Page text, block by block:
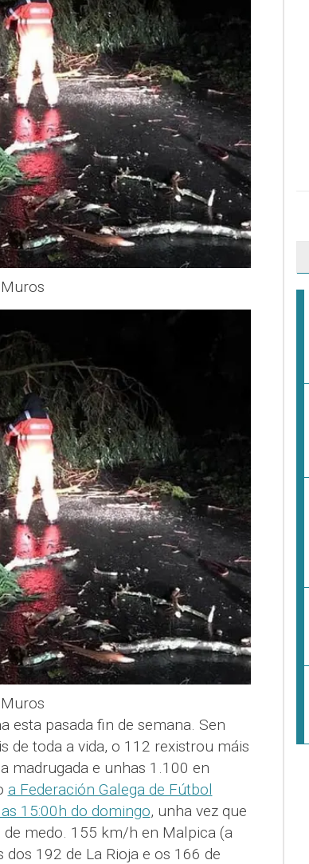
esta pasada fin de semana. Sen
de toda a vida, o 112 rexistrou máis
madrugada e unhas 1.100 en
a Federación Galega de Fútbol
15:00h do domingo, unha vez que
medo. 155 km/h en Malpica (a
192 de La Rioja e os 166 de